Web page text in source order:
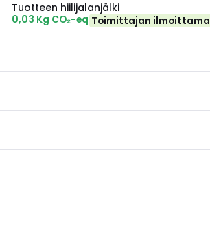
Tuotteen hiilijalanjälki
0,03 Kg CO₂-eq Toimittajan ilmoittama